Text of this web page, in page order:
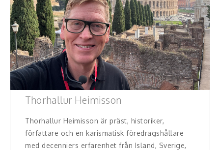
Thorhallur Heimisson
Thorhallur Heimisson är präst, historiker,
författare och en karismatisk föredragshållare
med decenniers erfarenhet från Island, Sverige,